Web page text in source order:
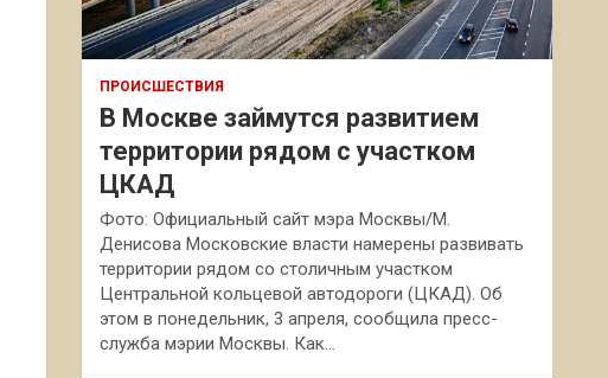
ПРОИСШЕСТВИЯ
В Москве займутся развитием
территории рядом с участком
ЦКАД
Фото: Официальный сайт мэра Москвы/М.
Денисова Московские власти намерены развивать
территории рядом со столичным участком
Центральной кольцевой автодороги (ЦКАД). Об
этом в понедельник, 3 апреля, сообщила пресс-
служба мэрии Москвы. Как…